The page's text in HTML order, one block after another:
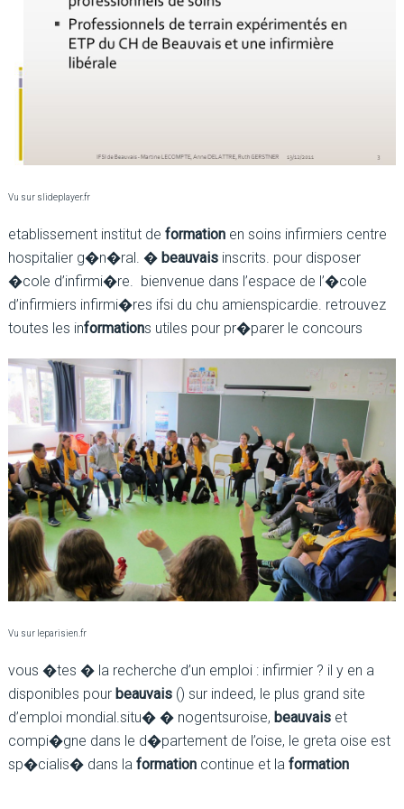
Vu sur slideplayer.fr
etablissement institut de formationen soins infirmiers centre
hospitalier g�n�ral. � beauvaisinscrits. pour disposer
�cole d’infirmi�re. bienvenue dans l’espace de l’�cole
d’infirmiers infirmi�res ifsi du chu amienspicardie. retrouvez
toutes les informations utiles pour pr�parer le concours
Vu sur leparisien.fr
vous �tes � la recherche d’un emploi : infirmier ? il y en a
disponibles pour beauvais() sur indeed, le plus grand site
d’emploi mondial.situ� � nogentsuroise, beauvaiset
compi�gne dans le d�partement de l’oise, le greta oise est
sp�cialis� dans la formationcontinue et la formation